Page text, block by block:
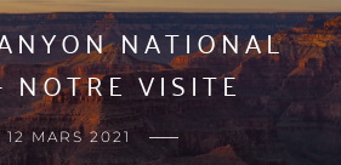
NATIONAL
NOTRE VISITE
12 MARS 2021